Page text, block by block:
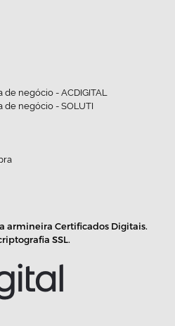
negócio - ACDIGITAL
de negócio - SOLUTI
armineira Certificados Digitais.
SSL.